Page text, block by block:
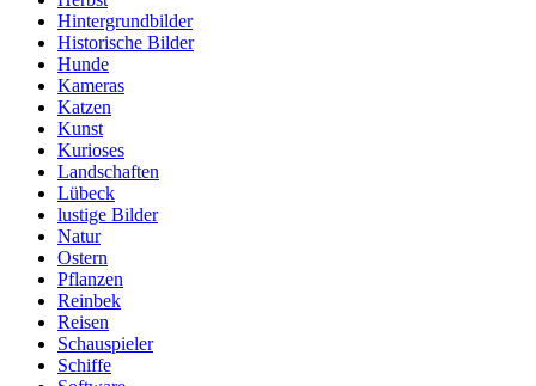
Hintergrundbilder
Historische Bilder
Hunde
Kameras
Katzen
Kunst
Kurioses
Landschaften
Lübeck
lustige Bilder
Natur
Ostern
Pflanzen
Reinbek
Reisen
Schauspieler
Schiffe